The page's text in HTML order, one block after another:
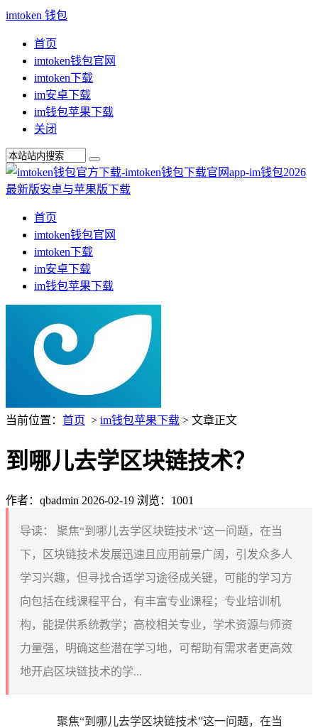
imtoken 钱包
首页
imtoken钱包官网
imtoken下载
im安卓下载
im钱包苹果下载
关闭
首页
imtoken钱包官网
imtoken下载
im安卓下载
im钱包苹果下载
当前位置： 首页 > im钱包苹果下载 > 文章正文
到哪儿去学区块链技术？
作者：qbadmin 2026-02-19 浏览：1001
导读：
聚焦“到哪儿去学区块链技术”这一问题，在当
下，区块链技术发展迅速且应用前景广阔，引发众多人
学习兴趣，但寻找合适学习途径成关键，可能的学习方
向包括在线课程平台，有丰富专业课程；专业培训机
构，能提供系统教学；高校相关专业，学术资源与师资
力量强，明确这些潜在学习地，可帮助有需求者更高效
地开启区块链技术的学...
聚焦“到哪儿去学区块链技术”这一问题，在当